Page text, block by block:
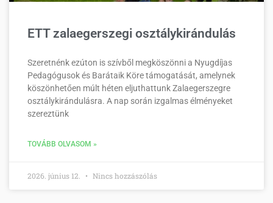
ETT zalaegerszegi osztálykirándulás
Szeretnénk ezúton is szívből megköszönni a Nyugdíjas
Pedagógusok és Barátaik Köre támogatását, amelynek
köszönhetően múlt héten eljuthattunk Zalaegerszegre
osztálykirándulásra. A nap során izgalmas élményeket
szereztünk
TOVÁBB OLVASOM »
2026. június 12. Nincs hozzászólás